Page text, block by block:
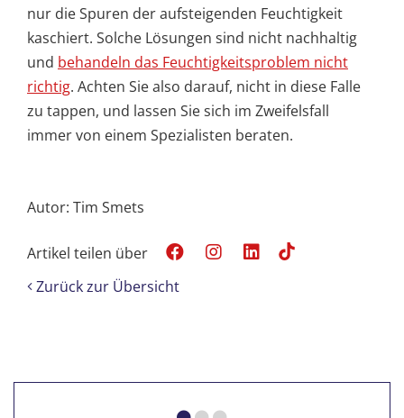
nur die Spuren der aufsteigenden Feuchtigkeit
kaschiert. Solche Lösungen sind nicht nachhaltig
und behandeln das Feuchtigkeitsproblem nicht
richtig. Achten Sie also darauf, nicht in diese Falle
zu tappen, und lassen Sie sich im Zweifelsfall
immer von einem Spezialisten beraten.
Autor: Tim Smets
Artikel teilen über
Zurück zur Übersicht